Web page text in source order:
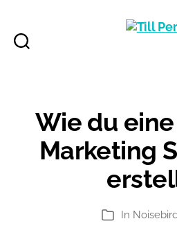
Wie du
Marketing
Kategorien
In